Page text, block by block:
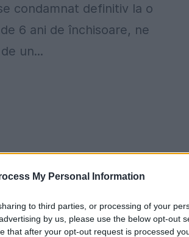
My Personal Information
to third parties, or processing of your
by us, please use the below opt-out
that after your opt-out request is processed
condamnat definitiv la o
6 ani de închisoare, ne
un...